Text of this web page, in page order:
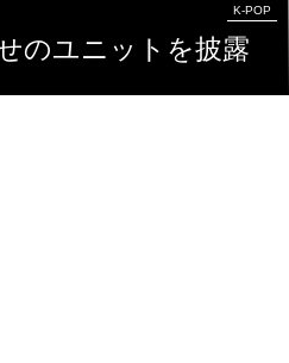
K-POP
のユニットを披露